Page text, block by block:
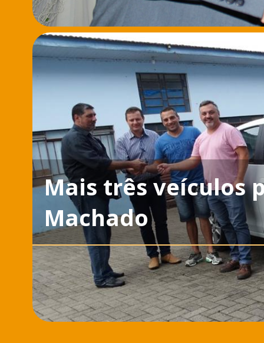
Mais três veículos
Machado